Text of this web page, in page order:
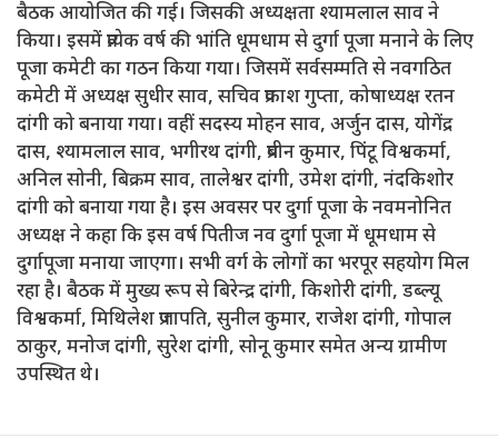
बैठक आयोजित की गई। जिसकी अध्यक्षता श्यामलाल साव ने
किया। इसमें प्रत्येक वर्ष की भांति धूमधाम से दुर्गा पूजा मनाने के लिए
पूजा कमेटी का गठन किया गया। जिसमें सर्वसम्मति से नवगठित
कमेटी में अध्यक्ष सुधीर साव, सचिव प्रकाश गुप्ता, कोषाध्यक्ष रतन
दांगी को बनाया गया। वहीं सदस्य मोहन साव, अर्जुन दास, योगेंद्र
दास, श्यामलाल साव, भगीरथ दांगी, प्रबीन कुमार, पिंटू विश्वकर्मा,
अनिल सोनी, बिक्रम साव, तालेश्वर दांगी, उमेश दांगी, नंदकिशोर
दांगी को बनाया गया है। इस अवसर पर दुर्गा पूजा के नवमनोनित
अध्यक्ष ने कहा कि इस वर्ष पितीज नव दुर्गा पूजा में धूमधाम से
दुर्गापूजा मनाया जाएगा। सभी वर्ग के लोगों का भरपूर सहयोग मिल
रहा है। बैठक में मुख्य रूप से बिरेन्द्र दांगी, किशोरी दांगी, डब्ल्यू
विश्वकर्मा, मिथिलेश प्रजापति, सुनील कुमार, राजेश दांगी, गोपाल
ठाकुर, मनोज दांगी, सुरेश दांगी, सोनू कुमार समेत अन्य ग्रामीण
उपस्थित थे।